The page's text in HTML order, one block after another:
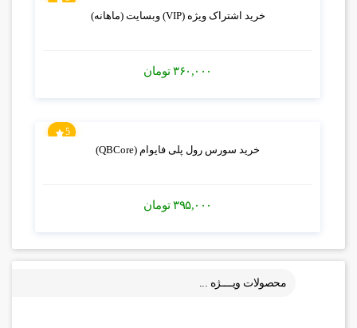
خرید اشتراک ویژه (VIP) وبسایت (ماهانه)
۳۶۰,۰۰۰ تومان
5
خرید سورس رول پلی فایوام (QBCore)
۳۹۵,۰۰۰ تومان
محصولات ویــــژه ...